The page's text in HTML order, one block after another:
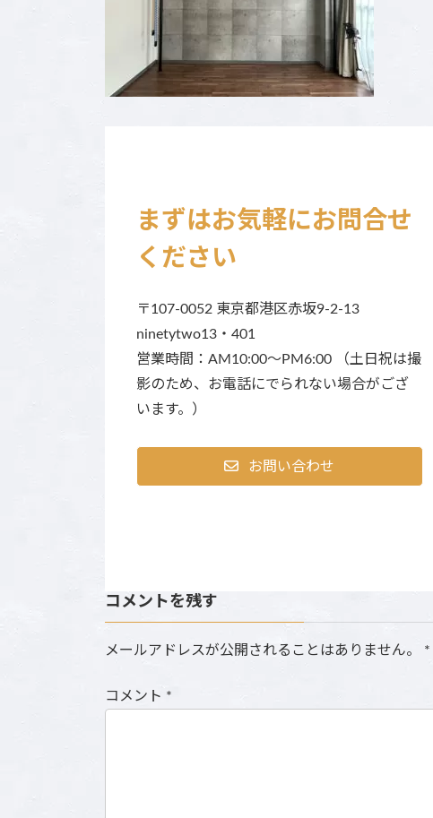
まずはお気軽にお問合せ
ください
〒107-0052 東京都港区赤坂9-2-13
ninetytwo13・401
営業時間：AM10:00～PM6:00 （土日祝は撮
影のため、お電話にでられない場合がござ
います。）
お問い合わせ
コメントを残す
メールアドレスが公開されることはありません。 *
コメント *